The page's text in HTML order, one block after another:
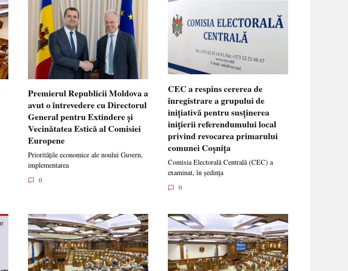
Premierul Republicii Moldova a
avut o întrevedere cu Directorul
General pentru Extindere și
Vecinătatea Estică al Comisiei
Europene
Prioritățile economice ale noului Guvern,
implementarea
0
CEC a respins cererea de
înregistrare a grupului de
inițiativă pentru susținerea
inițierii referendumului local
privind revocarea primarului
comunei Coșnița
Comisia Electorală Centrală (CEC) a
examinat, în ședința
0